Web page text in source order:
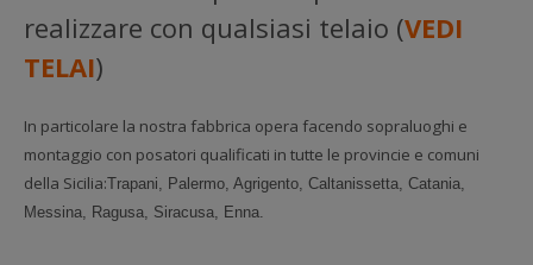
realizzare con qualsiasi telaio (VEDI
TELAI)
In particolare la nostra fabbrica opera facendo sopraluoghi e
montaggio con posatori qualificati in tutte le provincie e comuni
della Sicilia:Trapani, Palermo, Agrigento, Caltanissetta, Catania,
Messina, Ragusa, Siracusa, Enna.